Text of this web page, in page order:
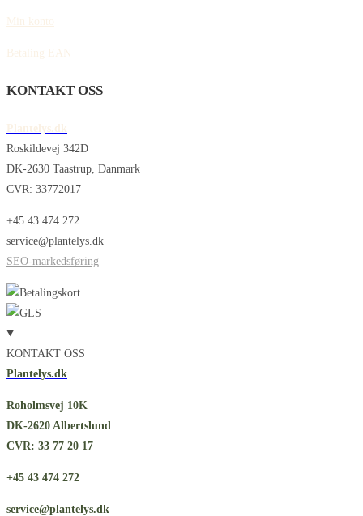
Min konto
Betaling EAN
KONTAKT OSS
Plantelys.dk
Roskildevej 342D
DK-2630 Taastrup, Danmark
CVR: 33772017
+45 43 474 272
service@plantelys.dk
SEO-markedsføring
KONTAKT OSS
Plantelys.dk
Roholmsvej 10K
DK-2620 Albertslund
CVR: 33 77 20 17
+45 43 474 272
service@plantelys.dk